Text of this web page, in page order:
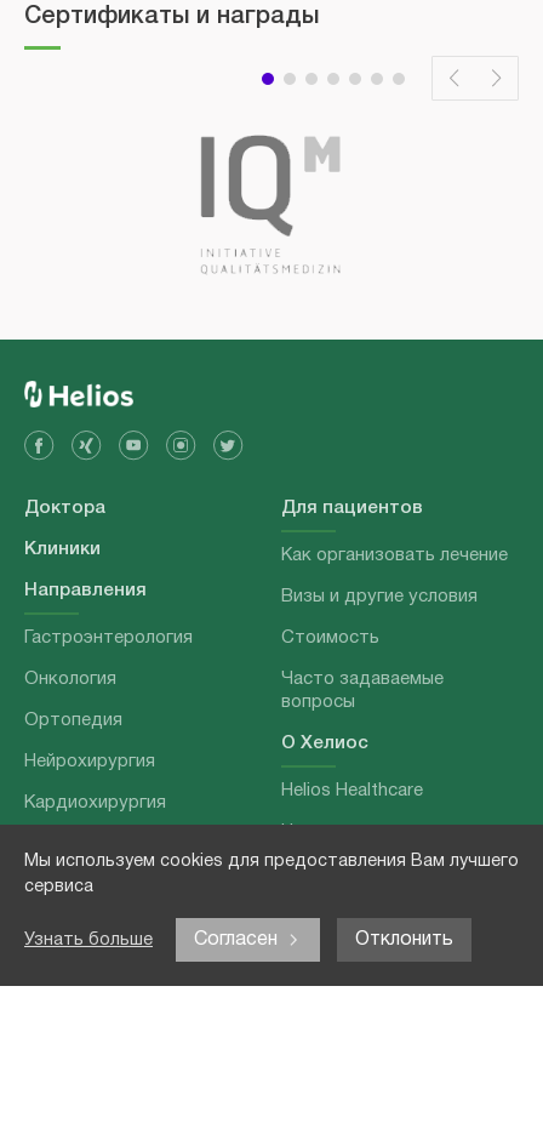
Мы используем cookies для предоставления Вам лучшего
сервиса
Узнать больше Согласен Отклонить
Сертификаты и награды
Доктора
Клиники
Направления
Гастроэнтерология
Онкология
Ортопедия
Нейрохирургия
Кардиохирургия
Хирургия позвоночника
Для пациентов
Как организовать лечение
Визы и другие условия
Стоимость
Часто задаваемые
вопросы
О Хелиос
Helios Healthcare
О нашей команде
Выходные данные